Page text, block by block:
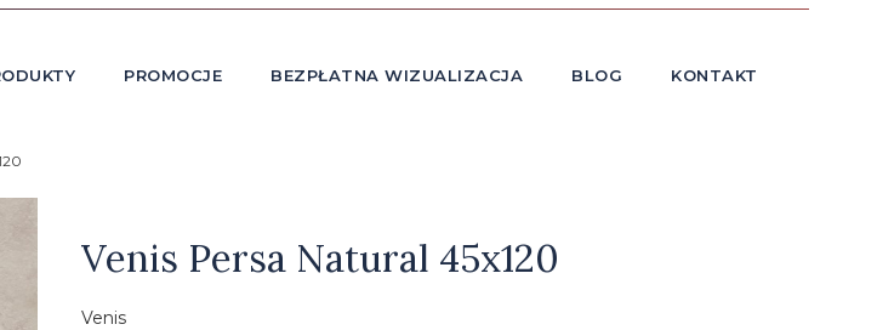
PROMOCJE BEZPŁATNA WIZUALIZACJA BLOG KONTAKT
Venis Persa Natural 45x120
Venis